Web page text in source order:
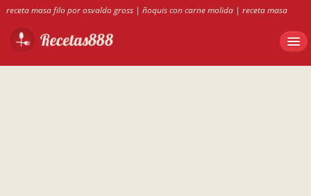
receta masa filo por osvaldo gross| ñoquis con carne molida| receta masa
philo osvaldo gross
tevuelto de grelos con surumi